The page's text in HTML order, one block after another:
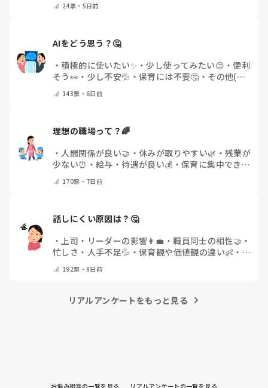
もし、書いてある通りになっていることが原因ならば、家庭と
24票・ 5日前
AIをどう思う？🤔
・積極的に使いたい✨ ・少し使ってみたい😊 ・便利
そう👀 ・ 少し不安💦 ・ 保育には不要🤔 ・ その他(コ
143票・ 6日前
理想の職場って？🌈
・ 人間関係が良い🤝 ・ 休みが取りやすい🌿 ・ 残業が
少ない⏰ ・ 給与・待遇が良い💰 ・ 保育に集中できる
170票・ 7日前
話しにくい原因は？🤔
・ 上司・リーダーの影響👩‍💼 ・職員同士の相性🤝 ・
忙しさ・人手不足💦 ・ 保育観や価値観の違い👶 ・ 自
教えてください)
192票・ 8日前
リアルアンケートをもっと見る
お悩み相談の一覧を見る リアルアンケートの一覧を見る